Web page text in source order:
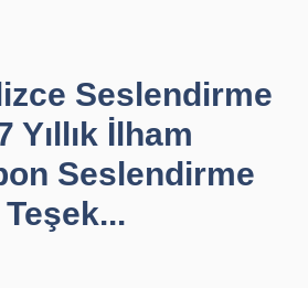
Seslendirme
Yıllık İlham
Seslendirme
Teşek...